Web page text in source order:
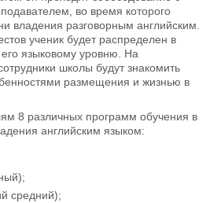
во время которого
владения разговорным английским.
ученик будет распределен в
языковому уровню. На
школы будут знакомить
размещения и жизнью в
8 различных программ обучения в
английским языком:
средний);